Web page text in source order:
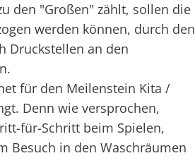
den "Großen" zählt, sollen die
werden können, durch den
Druckstellen an den
für den Meilenstein Kita /
Denn wie versprochen,
für-Schritt beim Spielen,
Besuch in den Waschräumen